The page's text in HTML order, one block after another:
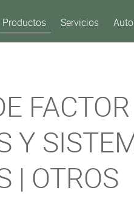
Productos Servicios
Y
| OTROS